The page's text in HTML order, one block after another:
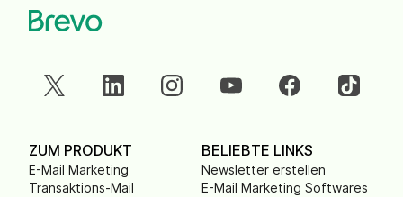
ZUM PRODUKT
E-Mail Marketing
Transaktions-Mail
BELIEBTE LINKS
Newsletter erstellen
E-Mail Marketing Softwares